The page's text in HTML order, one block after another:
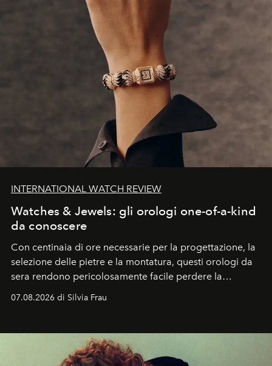
INTERNATIONAL WATCH REVIEW
Watches & Jewels: gli orologi one-of-a-kind
da conoscere
Con centinaia di ore necessarie per la progettazione, la
selezione delle pietre e la montatura, questi orologi da
sera rendono pericolosamente facile perdere la
cognizione del tempo. Ma con quadranti così
07.08.2026 di Silvia Frau